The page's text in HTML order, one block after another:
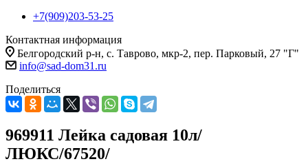
+7(909)203-53-25
Контактная информация
Белгородский р-н, с. Таврово, мкр-2, пер. Парковый, 27 "Г"
info@sad-dom31.ru
Поделиться
969911 Лейка садовая 10л/
ЛЮКС/67520/